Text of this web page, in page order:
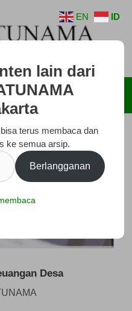
Desa
EN ID
lain dari
terus membaca dan
ke semua arsip.
Berlangganan